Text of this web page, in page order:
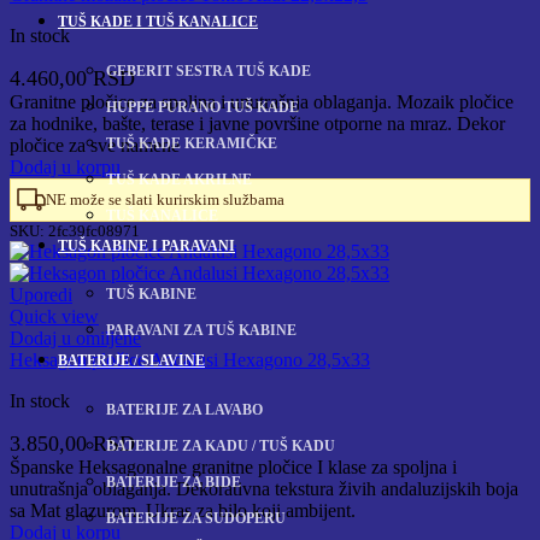
TUŠ KADE I TUŠ KANALICE
GEBERIT SESTRA TUŠ KADE
HUPPE PURANO TUŠ KADE
TUŠ KADE KERAMIČKE
TUŠ KADE AKRILNE
TUŠ KANALICE
TUŠ KABINE I PARAVANI
TUŠ KABINE
PARAVANI ZA TUŠ KABINE
BATERIJE / SLAVINE
BATERIJE ZA LAVABO
BATERIJE ZA KADU / TUŠ KADU
BATERIJE ZA BIDE
BATERIJE ZA SUDOPERU
In stock
4.460,00RSD
Granitne pločice za spoljna i unutrašnja oblaganja. Mozaik pločice
za hodnike, bašte, terase i javne površine otporne na mraz. Dekor
pločice za sve namene
Dodaj u korpu
NE može se slati kurirskim službama
SKU: 2fc39fc08971
Uporedi
Quick view
Dodaj u omiljene
Heksagon pločice Andalusi Hexagono 28,5x33
In stock
3.850,00RSD
Španske Heksagonalne granitne pločice I klase za spoljna i
unutrašnja oblaganja. Dekorativna tekstura živih andaluzijskih boja
sa Mat glazurom. Ukras za bilo koji ambijent.
Dodaj u korpu